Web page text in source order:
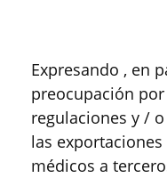
Expresando , en
preocupación
regulaciones y /
las
médicos a